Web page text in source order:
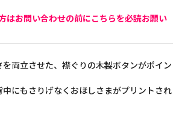
はお問い合わせの前にこちらを必読お願い
両立させた、襟ぐりの木製ボタンがポイン
にもさりげなくおほしさまがプリントされ